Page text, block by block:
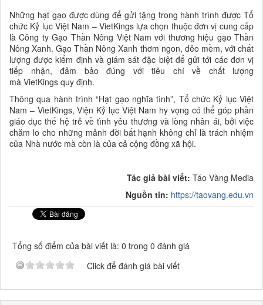
Những hạt gạo được dùng để gửi tặng trong hành trình được Tổ
chức Kỷ lục Việt Nam – VietKings lựa chọn thuộc đơn vị cung cấp
là Công ty Gạo Thần Nông Việt Nam với thương hiệu gạo Thần
Nông Xanh. Gạo Thần Nông Xanh thơm ngon, dẻo mềm, với chất
lượng được kiểm định và giám sát đặc biệt để gửi tới các đơn vị
tiếp nhận, đảm bảo đúng với tiêu chí về chất lượng
mà VietKings quy định.
Thông qua hành trình “Hạt gạo nghĩa tình”, Tổ chức Kỷ lục Việt
Nam – VietKings, Viện Kỷ lục Việt Nam hy vọng có thể góp phần
giáo dục thế hệ trẻ về tình yêu thương và lòng nhân ái, bởi việc
chăm lo cho những mảnh đời bất hạnh không chỉ là trách nhiệm
của Nhà nước mà còn là của cả cộng đồng xã hội.
Tác giả bài viết: Táo Vàng Media
Nguồn tin: https://taovang.edu.vn
Tổng số điểm của bài viết là: 0 trong 0 đánh giá
Click để đánh giá bài viết